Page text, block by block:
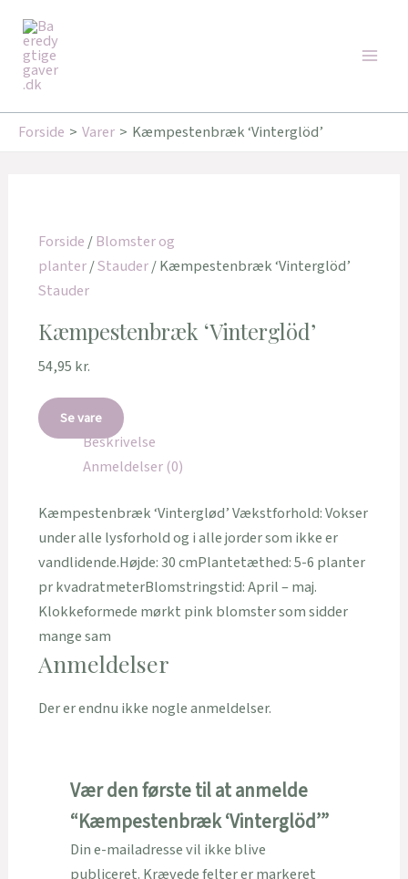
indholdet
Forside Varer Kæmpestenbræk ‘Vinterglöd’
Forside/Blomster og
planter/Stauder/ Kæmpestenbræk ‘Vinterglöd’
Stauder
Kæmpestenbræk ‘Vinterglöd’
54,95 kr.
Se vare
Beskrivelse
Anmeldelser (0)
Kæmpestenbræk ‘Vinterglød’ Vækstforhold: Vokser
under alle lysforhold og i alle jorder som ikke er
vandlidende.Højde: 30 cmPlantetæthed: 5-6 planter
pr kvadratmeterBlomstringstid: April – maj.
Klokkeformede mørkt pink blomster som sidder
mange sam
Anmeldelser
Der er endnu ikke nogle anmeldelser.
Vær den første til at anmelde
“Kæmpestenbræk ‘Vinterglöd’”
Din e-mailadresse vil ikke blive
publiceret. Krævede felter er markeret